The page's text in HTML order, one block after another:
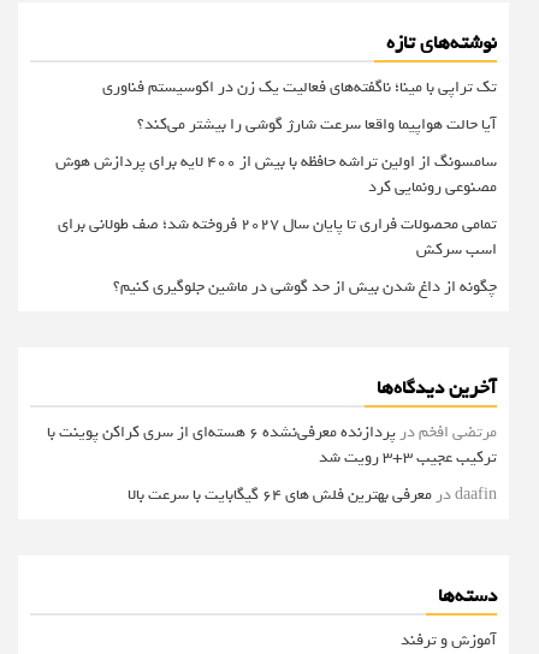
نوشته‌های تازه
تک تراپی با مینا؛ ناگفته‌های فعالیت یک زن در اکوسیستم فناوری
آیا حالت هواپیما واقعا سرعت شارژ گوشی را بیشتر می‌کند؟
سامسونگ از اولین تراشه حافظه با بیش از ۴۰۰ لایه برای پردازش هوش
مصنوعی رونمایی کرد
تمامی محصولات فراری تا پایان سال ۲۰۲۷ فروخته شد؛ صف طولانی برای
اسب سرکش
چگونه از داغ شدن بیش از حد گوشی در ماشین جلوگیری کنیم؟
آخرین دیدگاه‌ها
مرتضی افخمدر
پردازنده معرفی‌نشده 6 هسته‌ای از سری کراکن پوینت با
ترکیب عجیب 3+3 رویت شد
daafinدر معرفی بهترین فلش های 64 گیگابایت با سرعت بالا
دسته‌ها
آموزش و ترفند